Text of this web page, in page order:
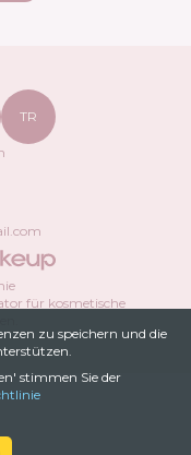
zu speichern und die
stimmen Sie der
für kosmetische
TR